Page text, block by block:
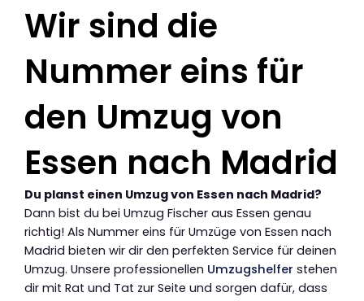
Wir sind die
Nummer eins für
den Umzug von
Essen nach Madrid
Du planst einen Umzug von Essen nach Madrid?
Dann bist du bei Umzug Fischer aus Essen genau
richtig! Als Nummer eins für Umzüge von Essen nach
Madrid bieten wir dir den perfekten Service für deinen
Umzug. Unsere professionellen Umzugshelfer stehen
dir mit Rat und Tat zur Seite und sorgen dafür, dass